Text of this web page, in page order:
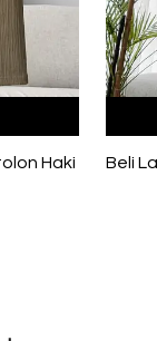
Haki